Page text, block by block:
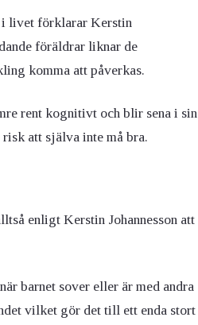
i livet förklarar Kerstin
föräldrar liknar de
komma att påverkas.
rent kognitivt och blir sena i sin
att själva inte må bra.
enligt Kerstin Johannesson att
barnet sover eller är med andra
vilket gör det till ett enda stort